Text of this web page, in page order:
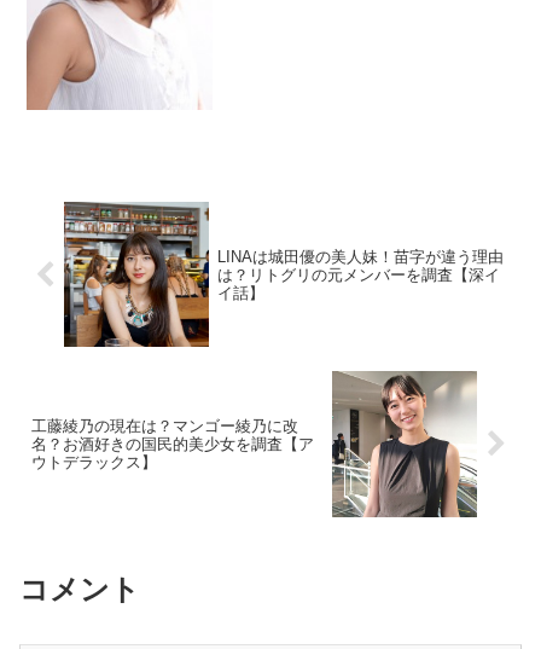
LINAは城田優の美人妹！苗字が違う理由
は？リトグリの元メンバーを調査【深イ
イ話】
工藤綾乃の現在は？マンゴー綾乃に改
名？お酒好きの国民的美少女を調査【ア
ウトデラックス】
コメント